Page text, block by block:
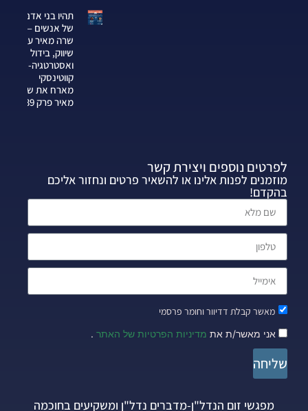
תהיו בני אדם
של אנשים —
שרה מאיר על
שיווק, בידול
ואסטרטגיה-צחי
קווטינסקי
מארח את שרה
מאיר פרק 339
לפרטים נוספים ויצירת קשר
מוזמנים לפנות אלינו או להשאיר פרטים ונחזור אליכם
בהקדם!
מאשר קבלת דדיוור וחומר פרסמי
אני מאשר/ת את מדיניות הפרטיות של האתר .
שליחה
מפגשי זום הנדל"ן-מדברים נדל"ן ומשקיעים בחוכמה